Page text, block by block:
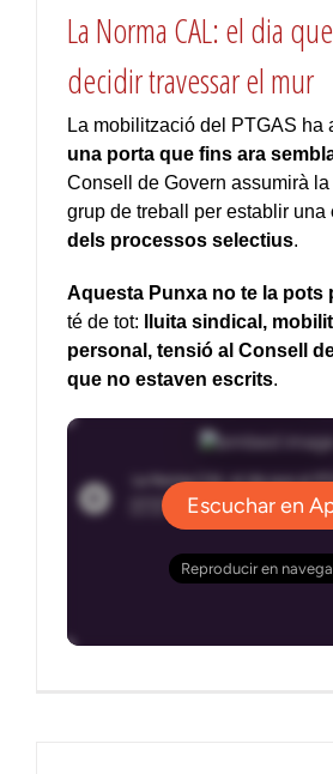
La Norma CAL: el dia
decidir travessar el mur
La mobilització del PTGAS ha
una porta que fins ara
Consell de Govern assumirà la
grup de treball per establir una
dels processos selectius.
Aquesta Punxa no te la pots
té de tot:
lluita sindical,
personal, tensió al Consell
que no estaven escrits.